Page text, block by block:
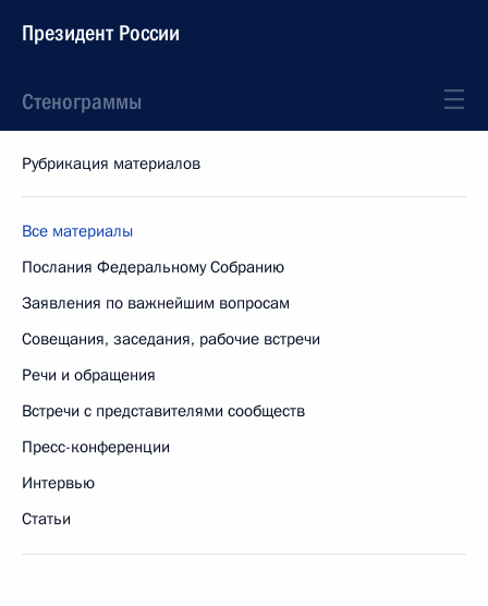
Президент России
Стенограммы
Рубрикация материалов
Все материалы
Послания Федеральному Собранию
Заявления по важнейшим вопросам
Совещания, заседания, рабочие встречи
Речи и обращения
Встречи с представителями сообществ
Пресс-конференции
Интервью
Статьи